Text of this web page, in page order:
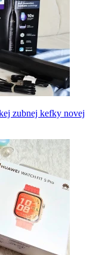
zubnej kefky novej